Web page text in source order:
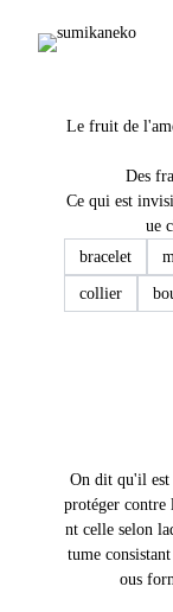
Le fruit de
Des
Ce qui est
ue
bracelet
collier
On dit qu'il est
protéger contre
nt celle selon
tume
ous